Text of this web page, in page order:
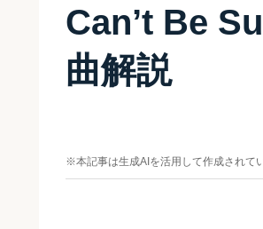
Can’t Be
曲解説
※本記事は生成AIを活用して作成されて